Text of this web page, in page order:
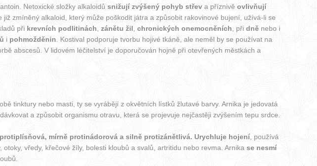
Netoxické složky alkaloidů snižují zvýšený pohyb střev a příznivě ovlivňují
zmíněný alkaloid, který může poškodit játra a způsobit rakovinové bujení, užívá-li se
při krevních podlitinách zánětu žil chronických onemocněních , při dně nebo i
i pohmožděnin . Kostival podporuje tvorbu hojivé tkáně, ale neměl by se používat na
abscesů. V lidovém léčitelství je doporučován hojně při otevřených městkách a
tinktury nebo masti, ty se vyrábějí z okvětních lístků žlutavé barvy. Arnika je jedovatá
a způsobit organismu otravu, která se projevuje nejčastěji zvýšením tepu srdce.
mírně protinádorová a silně protizánětlivá. Urychluje hojení , používá
vředy, křečové žíly, bolesti kloubů a svalů, artritidu nebo revma. Arnika se nesmí